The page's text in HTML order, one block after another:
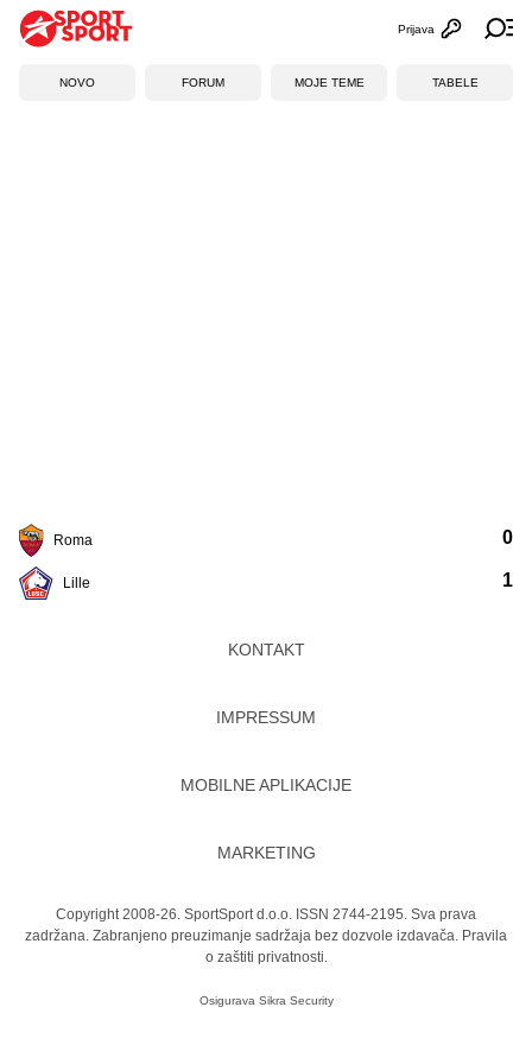
Otvori
Prijava
NOVO FORUM MOJE TEME TABELE
Roma
Lille
0
1
KONTAKT
IMPRESSUM
MOBILNE APLIKACIJE
MARKETING
Copyright 2008-26. SportSport d.o.o. ISSN 2744-2195. Sva prava
zadržana. Zabranjeno preuzimanje sadržaja bez dozvole izdavača. Pravila
o zaštiti privatnosti.
Osigurava Sikra Security